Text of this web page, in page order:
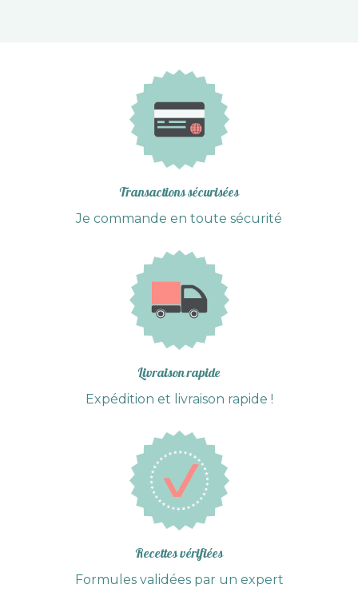
Transactions sécurisées
Je commande en toute sécurité
Livraison rapide
Expédition et livraison rapide !
Recettes vérifiées
Formules validées par un expert